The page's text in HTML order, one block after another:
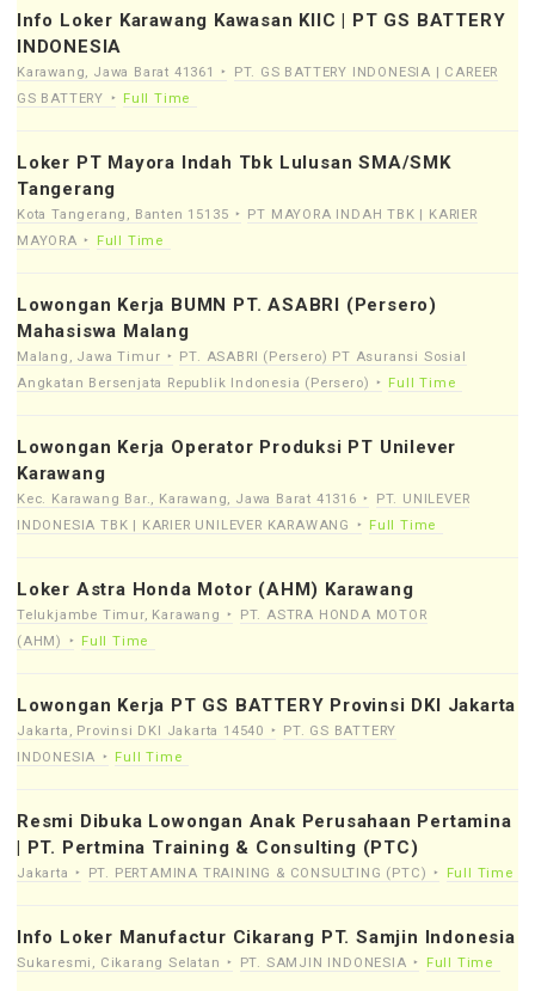
Info Loker Karawang Kawasan KIIC | PT GS BATTERY
INDONESIA
Karawang, Jawa Barat 41361
PT. GS BATTERY INDONESIA | CAREER
GS BATTERY
Full Time
Loker PT Mayora Indah Tbk Lulusan SMA/SMK
Tangerang
Kota Tangerang, Banten 15135
PT MAYORA INDAH TBK | KARIER
MAYORA
Full Time
Lowongan Kerja BUMN PT. ASABRI (Persero)
Mahasiswa Malang
Malang, Jawa Timur
PT. ASABRI (Persero) PT Asuransi Sosial
Angkatan Bersenjata Republik Indonesia (Persero)
Full Time
Lowongan Kerja Operator Produksi PT Unilever
Karawang
Kec. Karawang Bar., Karawang, Jawa Barat 41316
PT. UNILEVER
INDONESIA TBK | KARIER UNILEVER KARAWANG
Full Time
Loker Astra Honda Motor (AHM) Karawang
Telukjambe Timur, Karawang
PT. ASTRA HONDA MOTOR
(AHM)
Full Time
Lowongan Kerja PT GS BATTERY Provinsi DKI Jakarta
Jakarta, Provinsi DKI Jakarta 14540
PT. GS BATTERY
INDONESIA
Full Time
Resmi Dibuka Lowongan Anak Perusahaan Pertamina
| PT. Pertmina Training & Consulting (PTC)
Jakarta PT. PERTAMINA TRAINING & CONSULTING (PTC) Full Time
Info Loker Manufactur Cikarang PT. Samjin Indonesia
Sukaresmi, Cikarang Selatan PT. SAMJIN INDONESIA Full Time